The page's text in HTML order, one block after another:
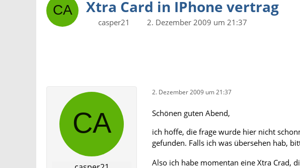
Xtra Card in IPhone vertrag
casper21
2. Dezember 2009 um 21:37
2. Dezember 2009 um 21:37
Schönen guten Abend,
ich hoffe, die frage wurde hier nicht
gefunden. Falls ich was übersehen hab,
Also ich habe momentan eine Xtra Crad,